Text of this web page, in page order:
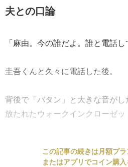
夫との口論
「麻由。今の誰だよ。誰と電話し
圭吾くんと久々に電話した後。
背後で「バタン」と大きな音が
放たれたウォークインクローゼ
この記事の続きは月額プラ
またはアプリでコイン購